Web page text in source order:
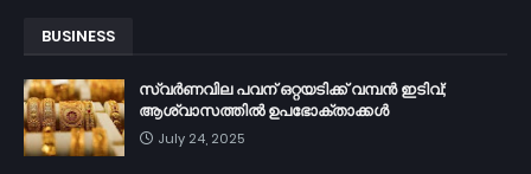
BUSINESS
സ്വർണവില പവന് ഒറ്റയടിക്ക് വമ്പൻ ഇടിവ്;
ആശ്വാസത്തിൽ ഉപഭോക്താക്കൾ
July 24, 2025